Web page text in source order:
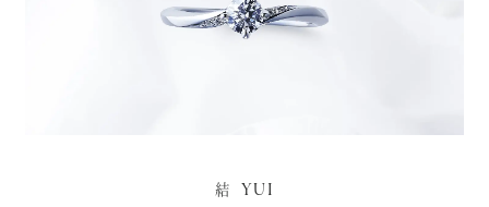
結 YUI